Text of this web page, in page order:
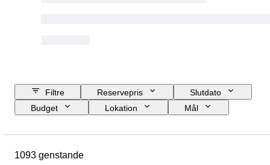
Filtre Reservepris
Slutdato
Budget
Lokation
Mål
Materiale
1093 genstande